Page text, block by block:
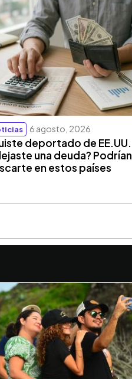
6 agosto, 2026
deportado de EE.UU.
una deuda? Podrían
en estos países